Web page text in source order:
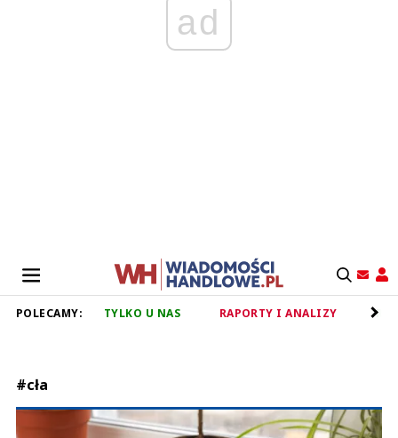
ad
POLECAMY: TYLKO U NAS RAPORTY I ANALIZY
#cła